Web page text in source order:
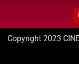
Copyright 2023